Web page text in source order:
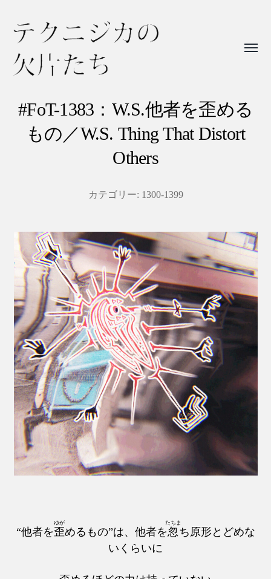
ク
た
ち
#FoT-1383：W.S.他者を歪める
もの／W.S. Thing That Distort
Others
カテゴリー: 1300-1399
“他者を歪
ゆが
めるもの”は、他者を忽
たちま
ち原形とどめな
いくらいに